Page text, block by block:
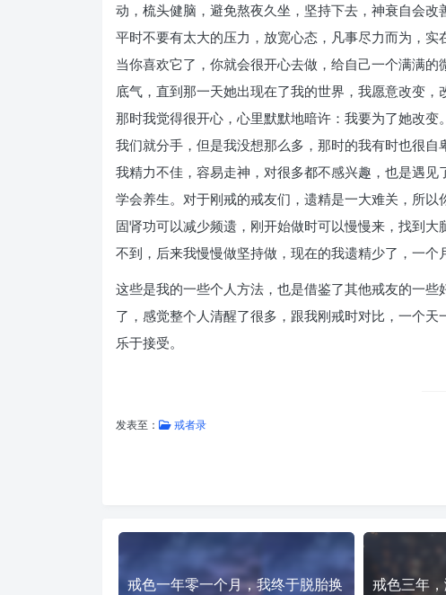
动，梳头健脑，避免熬夜久坐，坚持下去，神衰自会改
平时不要有太大的压力，放宽心态，凡事尽力而为，
当你喜欢它了，你就会很开心去做，给自己一个满满
底气，直到那一天她出现在了我的世界，我愿意改变
那时我觉得很开心，心里默默地暗许：我要为了她改
我们就分手，但是我没想那么多，那时的我有时也很
我精力不佳，容易走神，对很多都不感兴趣，也是遇见
学会养生。对于刚戒的戒友们，遗精是一大难关，所
固肾功可以减少频遗，刚开始做时可以慢慢来，找到
不到，后来我慢慢做坚持做，现在的我遗精少了，一个
这些是我的一些个人方法，也是借鉴了其他戒友的一
了，感觉整个人清醒了很多，跟我刚戒时对比，一个
乐于接受。
发表至： 戒者录
戒色一年零一个月，我终于脱胎换
戒色三年